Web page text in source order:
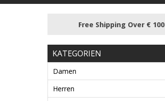
Free Shipping Over € 100
KATEGORIEN
Damen
Herren